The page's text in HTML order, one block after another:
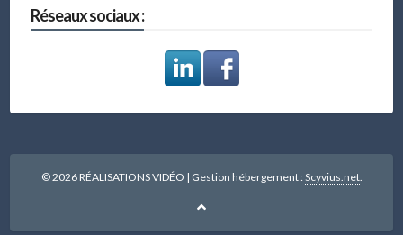
Réseaux sociaux :
© 2026 RÉALISATIONS VIDÉO | Gestion hébergement :Scyvius.net.